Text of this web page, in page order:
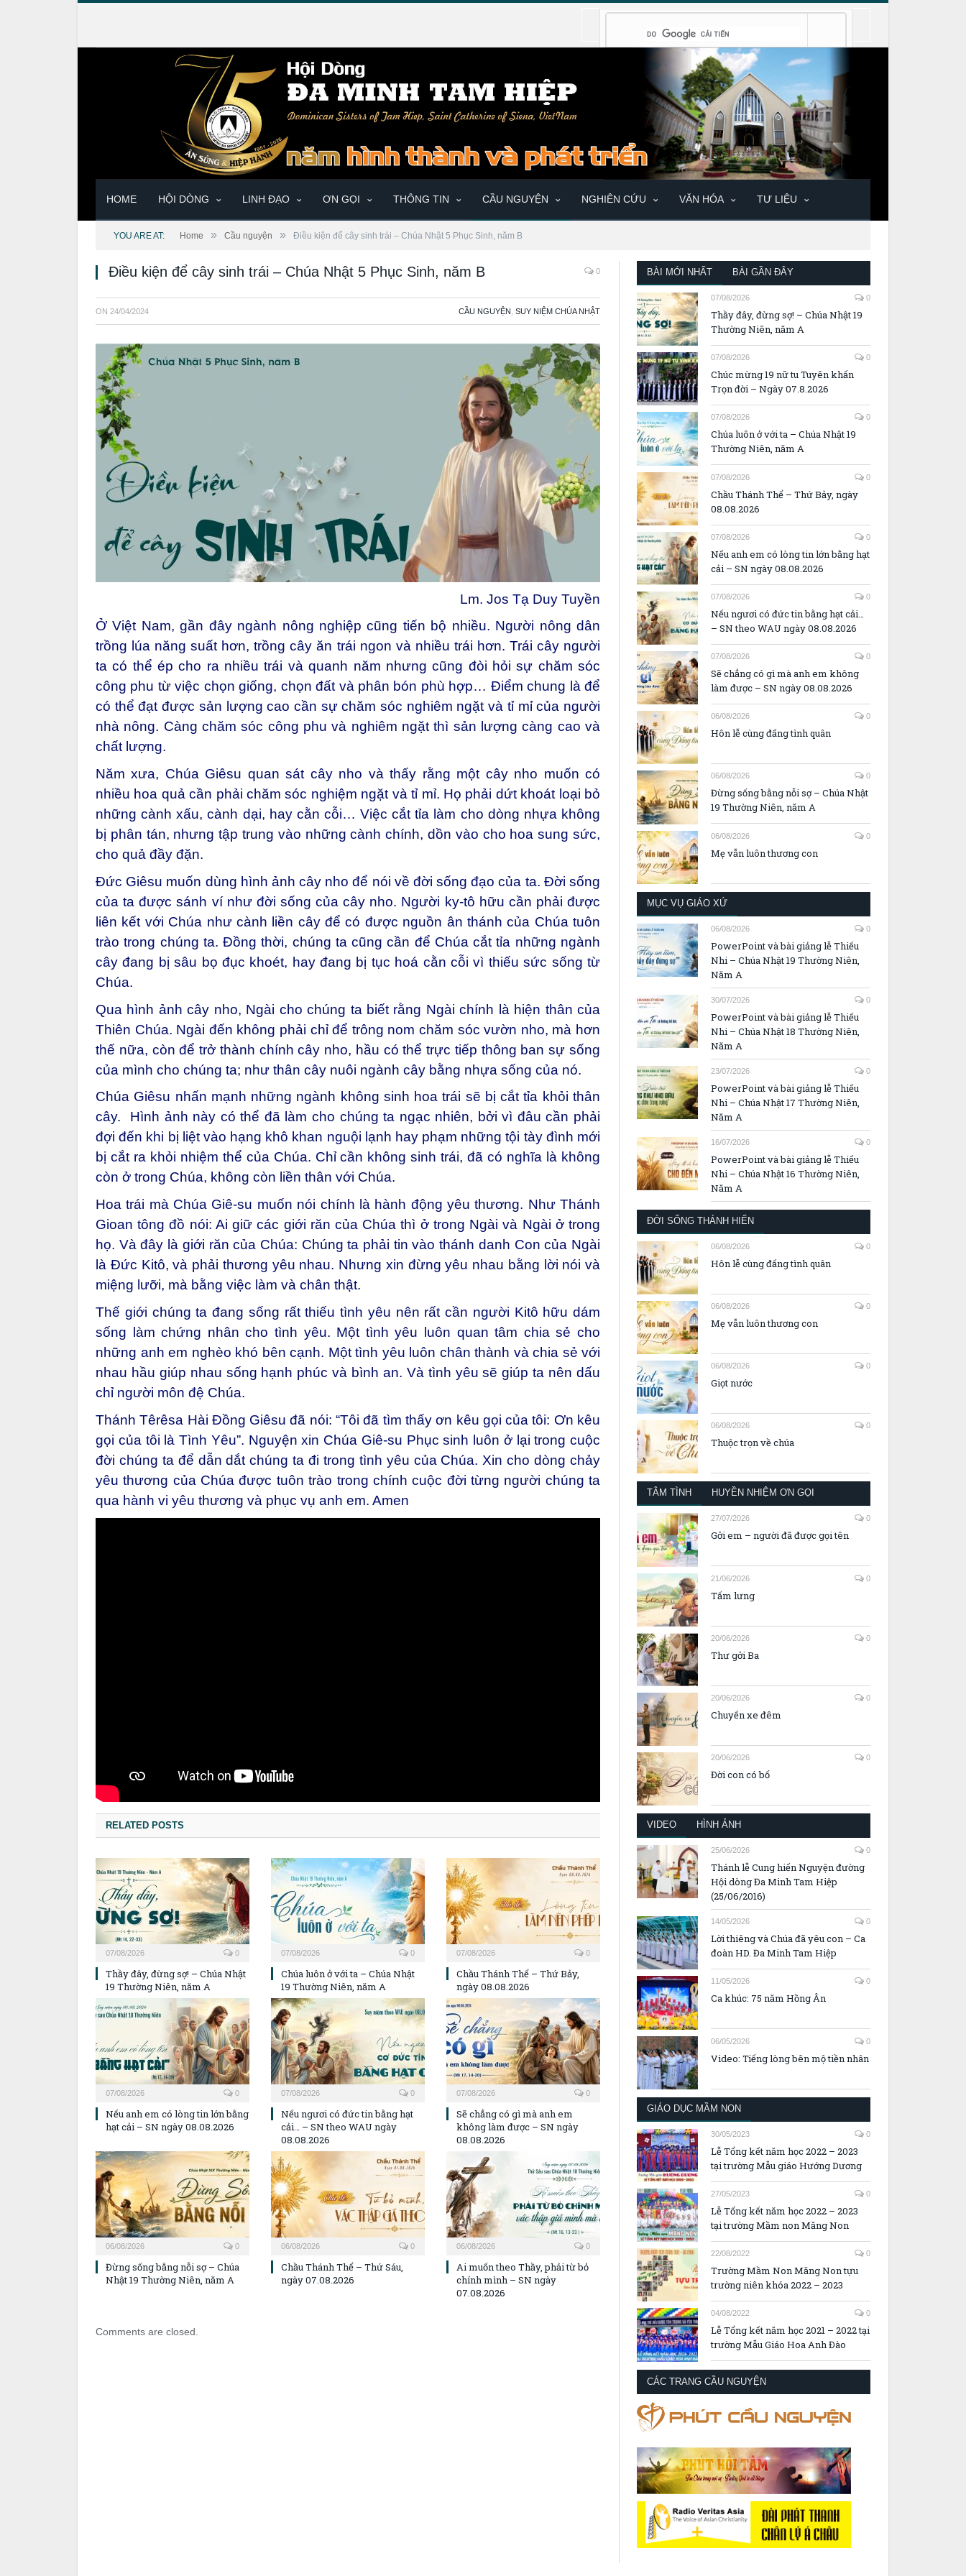
HOME HỘI DÒNG LINH ĐẠO ƠN GỌI THÔNG TIN CẦU NGUYỆN NGHIÊN CỨU VĂN HÓA TƯ LIỆU
YOU ARE AT: Home » Cầu nguyện » Điều kiện để cây sinh trái – Chúa Nhật 5 Phục Sinh, năm B
Điều kiện để cây sinh trái – Chúa Nhật 5 Phục Sinh, năm B 0
ON 24/04/2024 CẦU NGUYỆN SUY NIỆM CHÚA NHẬT
Lm. Jos Tạ Duy Tuyền
Ở Việt Nam, gần đây ngành nông nghiệp cũng tiến bộ nhiều. Người nông dân
trồng lúa năng suất hơn, trồng cây ăn trái ngon và nhiều trái hơn. Trái cây người
ta có thể ép cho ra nhiều trái và quanh năm nhưng cũng đòi hỏi sự chăm sóc
công phu từ việc chọn giống, chọn đất và phân bón phù hợp… Điểm chung là để
có thể đạt được sản lượng cao cần sự chăm sóc nghiêm ngặt và tỉ mỉ của người
nhà nông. Càng chăm sóc công phu và nghiêm ngặt thì sản lượng càng cao và
chất lượng.
Năm xưa, Chúa Giêsu quan sát cây nho và thấy rằng một cây nho muốn có
nhiều hoa quả cần phải chăm sóc nghiệm ngặt và tỉ mỉ. Họ phải dứt khoát loại bỏ
những cành xấu, cành dại, hay cằn cỗi… Việc cắt tỉa làm cho dòng nhựa không
bị phân tán, nhưng tập trung vào những cành chính, dồn vào cho hoa sung sức,
cho quả đầy đặn.
Đức Giêsu muốn dùng hình ảnh cây nho để nói về đời sống đạo của ta. Đời sống
của ta được sánh ví như đời sống của cây nho. Người ky-tô hữu cần phải được
liên kết với Chúa như cành liền cây để có được nguồn ân thánh của Chúa tuôn
trào trong chúng ta. Đồng thời, chúng ta cũng cần để Chúa cắt tỉa những ngành
cây đang bị sâu bọ đục khoét, hay đang bị tục hoá cằn cỗi vì thiếu sức sống từ
Chúa.
Qua hình ảnh cây nho, Ngài cho chúng ta biết rằng Ngài chính là hiện thân của
Thiên Chúa. Ngài đến không phải chỉ để trông nom chăm sóc vườn nho, mà hơn
thế nữa, còn để trở thành chính cây nho, hầu có thể trực tiếp thông ban sự sống
của mình cho chúng ta; như thân cây nuôi ngành cây bằng nhựa sống của nó.
Chúa Giêsu nhấn mạnh những ngành không sinh hoa trái sẽ bị cắt tỉa khỏi thân
cây. Hình ảnh này có thể đã làm cho chúng ta ngạc nhiên, bởi vì đâu cần phải
đợi đến khi bị liệt vào hạng khô khan nguội lạnh hay phạm những tội tày đình mới
bị cắt ra khỏi nhiệm thể của Chúa. Chỉ cần không sinh trái, đã có nghĩa là không
còn ở trong Chúa, không còn liền thân với Chúa.
Hoa trái mà Chúa Giê-su muốn nói chính là hành động yêu thương. Như Thánh
Gioan tông đồ nói: Ai giữ các giới răn của Chúa thì ở trong Ngài và Ngài ở trong
họ. Và đây là giới răn của Chúa: Chúng ta phải tin vào thánh danh Con của Ngài
là Đức Kitô, và phải thương yêu nhau. Nhưng xin đừng yêu nhau bằng lời nói và
miệng lưỡi, mà bằng việc làm và chân thật.
Thế giới chúng ta đang sống rất thiếu tình yêu nên rất cần người Kitô hữu dám
sống làm chứng nhân cho tình yêu. Một tình yêu luôn quan tâm chia sẻ cho
những anh em nghèo khó bên cạnh. Một tình yêu luôn chân thành và chia sẻ với
nhau hầu giúp nhau sống hạnh phúc và bình an. Và tình yêu sẽ giúp ta nên dấu
chỉ người môn đệ Chúa.
Thánh Têrêsa Hài Đồng Giêsu đã nói: “Tôi đã tìm thấy ơn kêu gọi của tôi: Ơn kêu
gọi của tôi là Tình Yêu”. Nguyện xin Chúa Giê-su Phục sinh luôn ở lại trong cuộc
đời chúng ta để dẫn dắt chúng ta đi trong tình yêu của Chúa. Xin cho dòng chảy
yêu thương của Chúa được tuôn trào trong chính cuộc đời từng người chúng ta
qua hành vi yêu thương và phục vụ anh em. Amen
RELATED POSTS
07/08/2026 0
Thầy đây, đừng sợ! – Chúa Nhật
19 Thường Niên, năm A
07/08/2026 0
Chúa luôn ở với ta – Chúa Nhật
19 Thường Niên, năm A
07/08/2026 0
Chầu Thánh Thể – Thứ Bảy,
ngày 08.08.2026
07/08/2026 0
Nếu anh em có lòng tin lớn bằng
hạt cải – SN ngày 08.08.2026
07/08/2026 0
Nếu ngươi có đức tin bằng hạt
cải… – SN theo WAU ngày
08.08.2026
07/08/2026 0
Sẽ chẳng có gì mà anh em
không làm được – SN ngày
08.08.2026
06/08/2026 0
Đừng sống bằng nỗi sợ – Chúa
Nhật 19 Thường Niên, năm A
06/08/2026 0
Chầu Thánh Thể – Thứ Sáu,
ngày 07.08.2026
06/08/2026 0
Ai muốn theo Thầy, phải từ bỏ
chính mình – SN ngày
07.08.2026
Comments are closed.
BÀI MỚI NHẤT BÀI GẦN ĐÂY
07/08/2026 0
Thầy đây, đừng sợ! – Chúa Nhật 19
Thường Niên, năm A
07/08/2026 0
Chúc mừng 19 nữ tu Tuyên khấn
Trọn đời – Ngày 07.8.2026
07/08/2026 0
Chúa luôn ở với ta – Chúa Nhật 19
Thường Niên, năm A
07/08/2026 0
Chầu Thánh Thể – Thứ Bảy, ngày
08.08.2026
07/08/2026 0
Nếu anh em có lòng tin lớn bằng hạt
cải – SN ngày 08.08.2026
07/08/2026 0
Nếu ngươi có đức tin bằng hạt cải…
– SN theo WAU ngày 08.08.2026
07/08/2026 0
Sẽ chẳng có gì mà anh em không
làm được – SN ngày 08.08.2026
06/08/2026 0
Hôn lễ cùng đấng tình quân
06/08/2026 0
Đừng sống bằng nỗi sợ – Chúa Nhật
19 Thường Niên, năm A
06/08/2026 0
Mẹ vẫn luôn thương con
MỤC VỤ GIÁO XỨ
06/08/2026 0
PowerPoint và bài giảng lễ Thiếu
Nhi – Chúa Nhật 19 Thường Niên,
Năm A
30/07/2026 0
PowerPoint và bài giảng lễ Thiếu
Nhi – Chúa Nhật 18 Thường Niên,
Năm A
23/07/2026 0
PowerPoint và bài giảng lễ Thiếu
Nhi – Chúa Nhật 17 Thường Niên,
Năm A
16/07/2026 0
PowerPoint và bài giảng lễ Thiếu
Nhi – Chúa Nhật 16 Thường Niên,
Năm A
ĐỜI SỐNG THÁNH HIẾN
06/08/2026 0
Hôn lễ cùng đấng tình quân
06/08/2026 0
Mẹ vẫn luôn thương con
06/08/2026 0
Giọt nước
06/08/2026 0
Thuộc trọn về chúa
TÂM TÌNH HUYỀN NHIỆM ƠN GỌI
27/07/2026 0
Gởi em – người đã được gọi tên
21/06/2026 0
Tấm lưng
20/06/2026 0
Thư gởi Ba
20/06/2026 0
Chuyến xe đêm
20/06/2026 0
Đời con có bố
VIDEO HÌNH ẢNH
25/06/2026 0
Thánh lễ Cung hiến Nguyện đường
Hội dòng Đa Minh Tam Hiệp
(25/06/2016)
14/05/2026 0
Lời thiêng và Chúa đã yêu con – Ca
đoàn HD. Đa Minh Tam Hiệp
11/05/2026 0
Ca khúc: 75 năm Hồng Ân
06/05/2026 0
Video: Tiếng lòng bên mộ tiền nhân
GIÁO DỤC MẦM NON
30/05/2023 0
Lễ Tổng kết năm học 2022 – 2023
tại trường Mẫu giáo Hướng Dương
27/05/2023 0
Lễ Tổng kết năm học 2022 – 2023
tại trường Mầm non Măng Non
22/08/2022 0
Trường Mầm Non Măng Non tựu
trường niên khóa 2022 – 2023
04/08/2022 0
Lễ Tổng kết năm học 2021 – 2022 tại
trường Mẫu Giáo Hoa Anh Đào
CÁC TRANG CẦU NGUYỆN